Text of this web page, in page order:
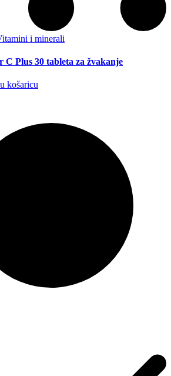
i minerali
C Plus 30 tableta za žvakanje
košaricu